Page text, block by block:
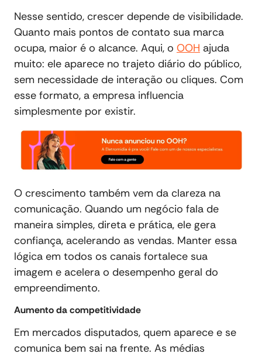
Nesse sentido, crescer depende de visibilidade.
Quanto mais pontos de contato sua marca
ocupa, maior é o alcance. Aqui, o OOH ajuda
muito: ele aparece no trajeto diário do público,
sem necessidade de interação ou cliques. Com
esse formato, a empresa influencia
simplesmente por existir.
O crescimento também vem da clareza na
comunicação. Quando um negócio fala de
maneira simples, direta e prática, ele gera
confiança, acelerando as vendas. Manter essa
lógica em todos os canais fortalece sua
imagem e acelera o desempenho geral do
empreendimento.
Aumento da competitividade
Em mercados disputados, quem aparece e se
comunica bem sai na frente. As médias